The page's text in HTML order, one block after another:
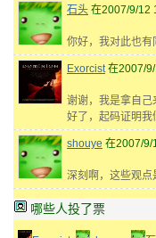
石头 在2007/9/12
你好，我对此也
Exorcist 在2007/
谢谢，我是拿自己
好了，起码证明我
shouye 在2007/9/
深刻啊，这些观点
哪些人投了票